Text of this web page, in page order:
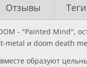
Отзывы Теги
- "Painted Mind",
metal и doom death
образуют